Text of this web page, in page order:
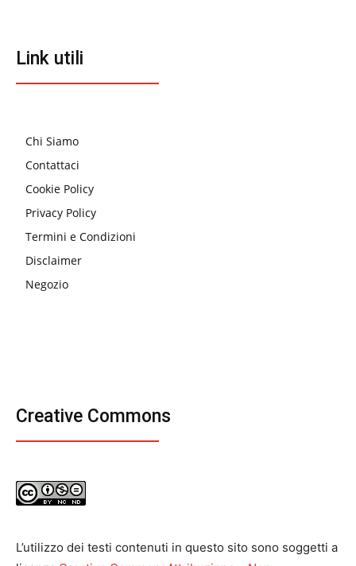
Link utili
Chi Siamo
Contattaci
Cookie Policy
Privacy Policy
Termini e Condizioni
Disclaimer
Negozio
Creative Commons
L’utilizzo dei testi contenuti in questo sito sono soggetti a